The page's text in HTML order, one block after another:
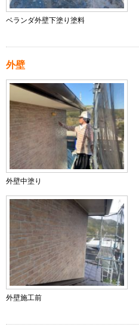
ベランダ外壁下塗り塗料
外壁
外壁中塗り
外壁施工前